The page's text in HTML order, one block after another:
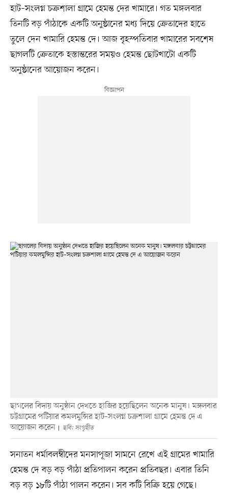
হাট–সংলগ্ন চক্রশালা গ্রামে হেমন্ত দের খামারে। গত মঙ্গলবার
তিনটি বড় পাঁঠাকে একটি অনুষ্ঠানের মধ্য দিয়ে ক্রেতাদের হাতে
তুলে দেন খামারি হেমন্ত দে। আজ বৃহস্পতিবার খামারের সবশেষ
ছাগলটি ক্রেতাকে হস্তান্তরের সময়ও হেমন্ত ছোটখাটো একটি
অনুষ্ঠানের আয়োজন করেন।
ছাগলের বিদায় অনুষ্ঠান দেখতে হাজির হয়েছিলেন অনেক মানুষ। মঙ্গলবার
চট্টগ্রামের পটিয়ার কমলমুন্সির হাট–সংলগ্ন চক্রশালা গ্রামে হেমন্ত দে এ
আয়োজন করেন
ছবি: সংগৃহীত
সনাতন ধর্মাবলম্বীদের মনসাপূজা সামনে রেখে এই গ্রামের খামারি
হেমন্ত দে বড় বড় পাঁঠা প্রতিপালন করেন প্রতিবছর। এবার তিনি
বড় বড় ১৮টি পাঁঠা পালন করেন। সব কটি বিক্রি হয়ে গেছে।